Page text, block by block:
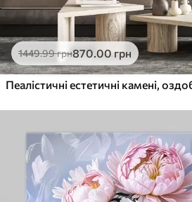
1449.99грн870.00 грн